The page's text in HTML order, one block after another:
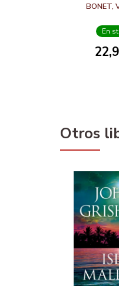
BONET,
En
Otros